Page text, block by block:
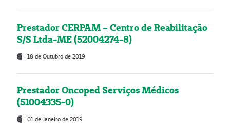
Prestador CERPAM – Centro de Reabilitação
S/S Ltda-ME (52004274-8)
18 de Outubro de 2019
Prestador Oncoped Serviços Médicos
(51004335-0)
01 de Janeiro de 2019